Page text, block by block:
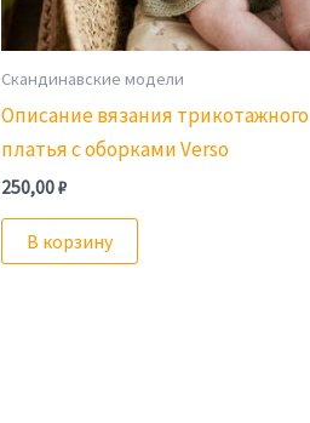
Скандинавские модели
Описание вязания трикотажного
платья с оборками Verso
250,00₽
В корзину